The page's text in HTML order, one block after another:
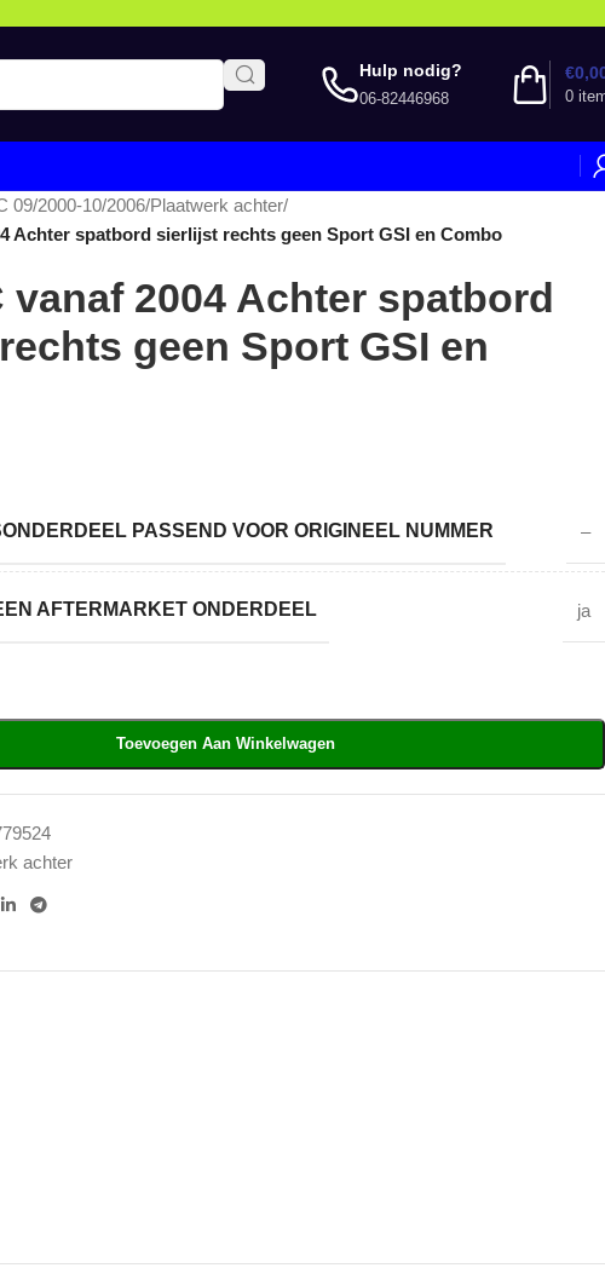
Hulp nodig?
06-82446968 0
€
09/2000-10/2006/Plaatwerk achter/
Achter spatbord sierlijst rechts geen Sport GSI en Combo
vanaf 2004 Achter spatbord
geen Sport GSI en
PASSEND VOOR ORIGINEEL NUMMER –
AFTERMARKET ONDERDEEL ja
Toevoegen Aan Winkelwagen
achter